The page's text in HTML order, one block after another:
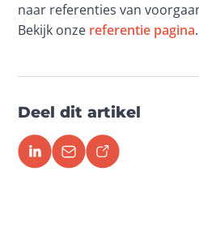
naar referenties van
Bekijk onze referentie pagina.
Deel dit artikel